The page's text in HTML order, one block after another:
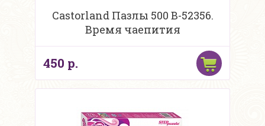
Castorland Пазлы 500 B-52356.
Время чаепития
450 р.